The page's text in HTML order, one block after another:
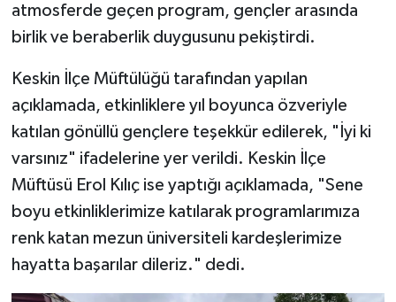
atmosferde geçen program, gençler arasında
birlik ve beraberlik duygusunu pekiştirdi.
Keskin İlçe Müftülüğü tarafından yapılan
açıklamada, etkinliklere yıl boyunca özveriyle
katılan gönüllü gençlere teşekkür edilerek, "İyi ki
varsınız" ifadelerine yer verildi. Keskin İlçe
Müftüsü Erol Kılıç ise yaptığı açıklamada, "Sene
boyu etkinliklerimize katılarak programlarımıza
renk katan mezun üniversiteli kardeşlerimize
hayatta başarılar dileriz." dedi.